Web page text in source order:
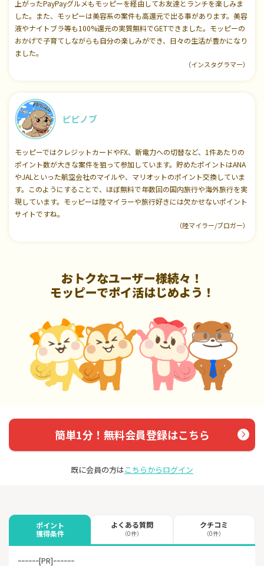
上がったPayPayグルメもモッピーを経由してお友達とランチを楽しみま
した。また、モッピーは美容系の案件も高還元で出る事があります。美容
液やナイトブラ等も100%還元の実質無料でGETできました。モッピーの
おかげで子育てしながらも自分の楽しみができ、日々の生活が豊かになり
ました。
（インスタグラマー）
ピピノブ
モッピーではクレジットカードやFX、新電力への切替など、1件あたりの
ポイント数が大きな案件を狙って参加しています。貯めたポイントはANA
やJALといった航空会社のマイルや、マリオットのポイント交換していま
す。このようにすることで、ほぼ無料で年数回の国内旅行や海外旅行を実
現しています。モッピーは陸マイラーや旅行好きには欠かせないポイント
サイトですね。
（陸マイラー/ブロガー）
おトクなユーザー様続々！
モッピーでポイ活はじめよう！
簡単1分！無料会員登録はこちら
既に会員の方はこちらからログイン
ポイント
獲得条件
よくある質問
（0件）
クチコミ
（0件）
ｰｰｰｰｰｰ[PR]ｰｰｰｰｰｰ